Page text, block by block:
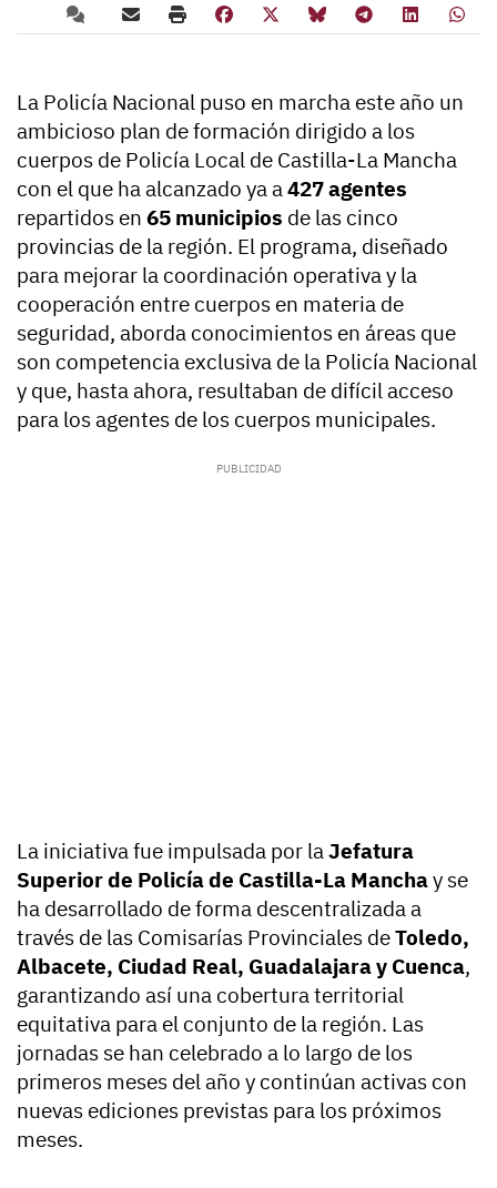
La Policía Nacional puso en marcha este año un
ambicioso plan de formación dirigido a los
cuerpos de Policía Local de Castilla-La Mancha
con el que ha alcanzado ya a427 agentes
repartidos en 65 municipios de las cinco
provincias de la región. El programa, diseñado
para mejorar la coordinación operativa y la
cooperación entre cuerpos en materia de
seguridad, aborda conocimientos en áreas que
son competencia exclusiva de la Policía Nacional
y que, hasta ahora, resultaban de difícil acceso
para los agentes de los cuerpos municipales.
La iniciativa fue impulsada por laJefatura
Superior de Policía de Castilla-La Manchay se
ha desarrollado de forma descentralizada a
través de las Comisarías Provinciales deToledo,
Albacete, Ciudad Real, Guadalajara y Cuenca,
garantizando así una cobertura territorial
equitativa para el conjunto de la región. Las
jornadas se han celebrado a lo largo de los
primeros meses del año y continúan activas con
nuevas ediciones previstas para los próximos
meses.